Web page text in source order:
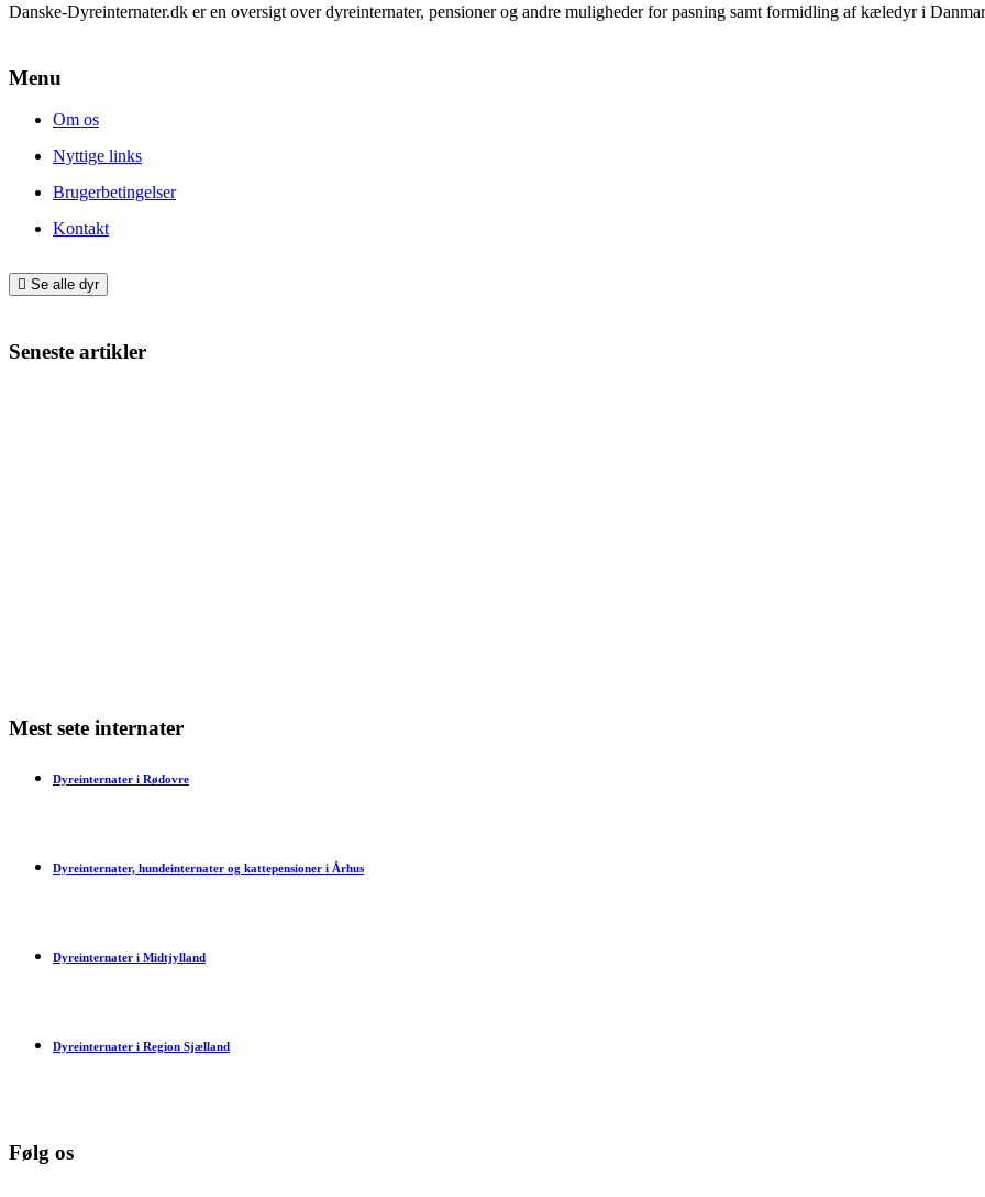
Danske-Dyreinternater.dk er en oversigt over dyreinternater, pensioner og andre muligheder for pasning samt formidling af kæledyr i
Menu
Om os
Nyttige links
Brugerbetingelser
Kontakt
Se alle dyr
Seneste artikler
Mest sete internater
Dyreinternater i Rødovre
Dyreinternater, hundeinternater og kattepensioner i Århus
Dyreinternater i Midtjylland
Dyreinternater i Region Sjælland
Følg os